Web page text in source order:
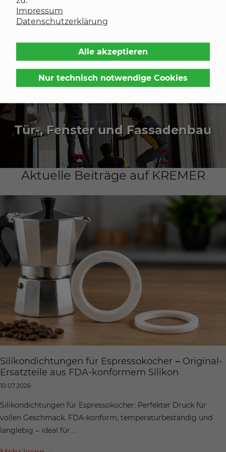
Impressum
Datenschutzerklärung
Alle akzeptieren
Nur technisch notwendige Cookies
Sport/Freizeit
Tür-, Fenster und Fassadenbau
Aktuelle Beiträge auf KREMER
Silikondichtungen für Espressokocher – Original-
Ersatzteile aus FDA-konformem Silikon
10.07.2026
Silikondichtungen für Espressokocher: Perfekter Druck für
vollen Geschmack. FDA-konform, temperaturbeständig und
langlebig – ideal für…